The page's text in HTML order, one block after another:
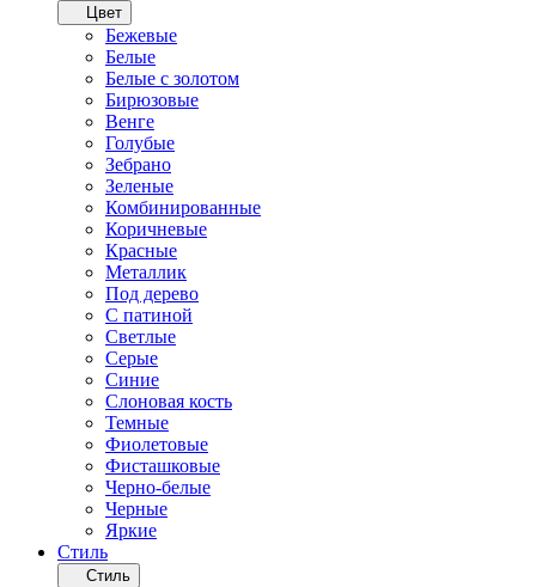
Цвет
Бежевые
Белые
Белые с золотом
Бирюзовые
Венге
Голубые
Зебрано
Зеленые
Комбинированные
Коричневые
Красные
Металлик
Под дерево
С патиной
Светлые
Серые
Синие
Слоновая кость
Темные
Фиолетовые
Фисташковые
Черно-белые
Черные
Яркие
Стиль
Стиль